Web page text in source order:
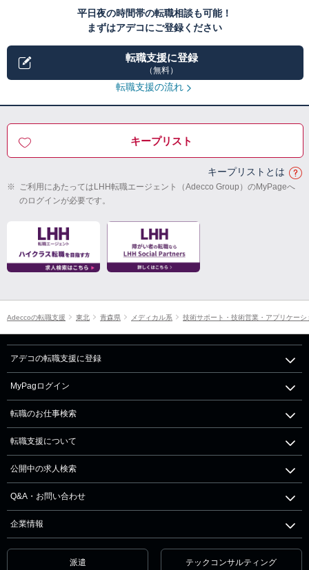
平日夜の時間帯の転職相談も可能！
まずはアデコにご登録ください
転職支援に登録
（無料）
転職支援の流れ
キープリスト
キープリストとは
※ ご利用にあたってはLHH転職エージェント（Adecco Group）のMyPageへ
のログインが必要です。
Adeccoの転職支援 東北 青森県 メディカル系 技術サポート・技術営業・アプリケー
アデコの転職支援に登録
MyPagログイン
転職のお仕事検索
転職支援について
公開中の求人検索
Q&A・お問い合わせ
企業情報
派遣 テックコンサルティング